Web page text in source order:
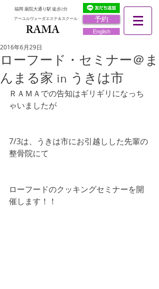
予約
福岡 薬院大通り駅 徒歩2分
アーユルヴェーダエステ＆スクール
RAMA English
ローフード・セミナー＠ま
んまる家 in うきは市
2016年6月29日
ＲＡＭＡでの告知はギリギリになっち
ゃいましたが
7/3は、うきは市にお引越しした先輩の
整骨院にて
ローフードのクッキングセミナーを開
催します！！